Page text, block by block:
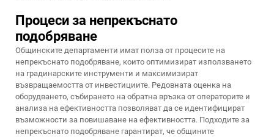
Процеси за непрекъснато
подобряване
Общинските департаменти имат полза от процесите на
непрекъснато подобряване, които оптимизират използването
на градинарските инструменти и максимизират
възвращаемостта от инвестициите. Редовната оценка на
оборудването, събирането на обратна връзка от операторите и
анализа на ефективността позволяват да се идентифицират
възможности за повишаване на ефективността. Подходите за
непрекъснато подобряване гарантират, че общините